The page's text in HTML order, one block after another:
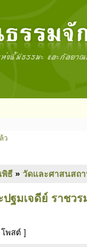
ว
พิธี » วัดและศาสนสถ
ฐมเจดีย์ ราชว
โพสต์ ]